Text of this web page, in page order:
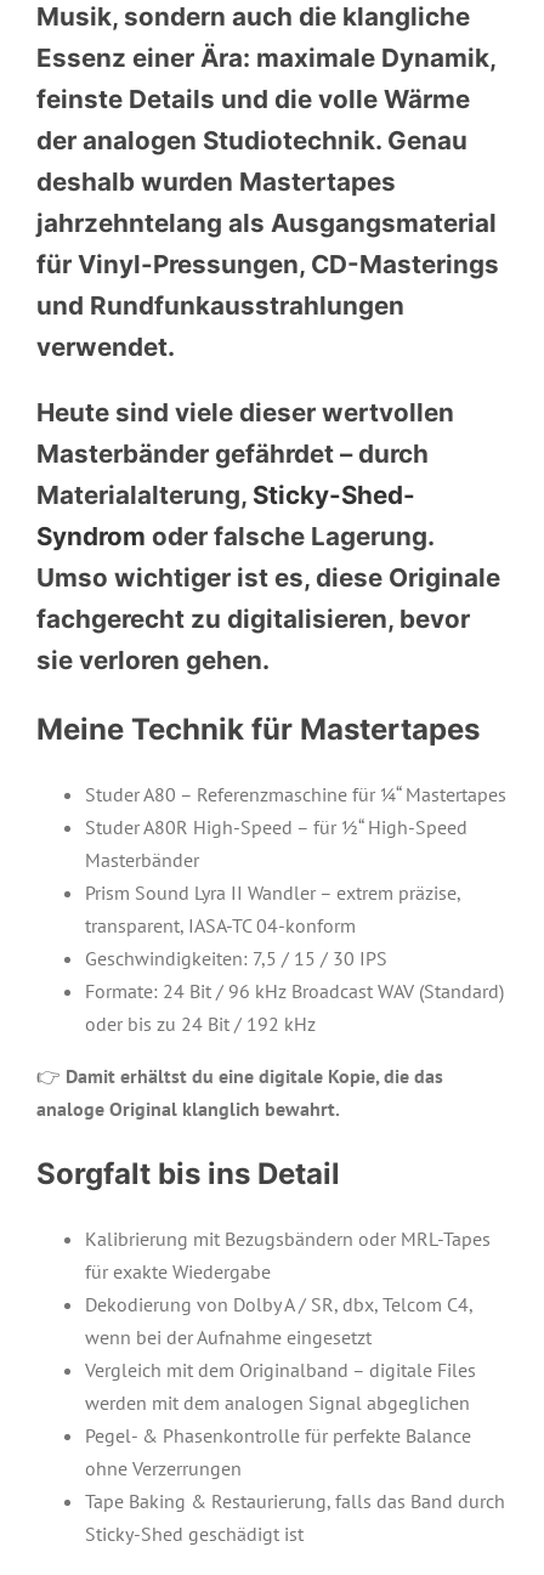
Musik, sondern auch die klangliche
Essenz einer Ära: maximale Dynamik,
feinste Details und die volle Wärme
der analogen Studiotechnik. Genau
deshalb wurden Mastertapes
jahrzehntelang als Ausgangsmaterial
für Vinyl-Pressungen, CD-Masterings
und Rundfunkausstrahlungen
verwendet.
Heute sind viele dieser wertvollen
Masterbänder gefährdet – durch
Materialalterung, Sticky-Shed-
Syndrom oder falsche Lagerung.
Umso wichtiger ist es, diese Originale
fachgerecht zu digitalisieren, bevor
sie verloren gehen.
Meine Technik für Mastertapes
Studer A80 – Referenzmaschine für ¼“ Mastertapes
Studer A80R High-Speed – für ½“ High-Speed
Masterbänder
Prism Sound Lyra II Wandler – extrem präzise,
transparent, IASA-TC 04-konform
Geschwindigkeiten: 7,5 / 15 / 30 IPS
Formate: 24 Bit / 96 kHz Broadcast WAV (Standard)
oder bis zu 24 Bit / 192 kHz
👉 Damit erhältst du eine digitale Kopie, die das
analoge Original klanglich bewahrt.
Sorgfalt bis ins Detail
Kalibrierung mit Bezugsbändern oder MRL-Tapes
für exakte Wiedergabe
Dekodierung von Dolby A / SR, dbx, Telcom C4,
wenn bei der Aufnahme eingesetzt
Vergleich mit dem Originalband – digitale Files
werden mit dem analogen Signal abgeglichen
Pegel- & Phasenkontrolle für perfekte Balance
ohne Verzerrungen
Tape Baking & Restaurierung, falls das Band durch
Sticky-Shed geschädigt ist